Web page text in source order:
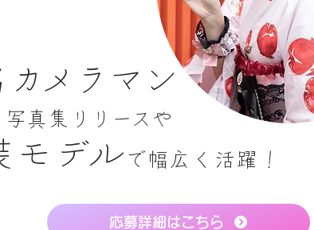
メラマン
真集リリースや
モデルで幅広く活躍！
応募詳細はこちら